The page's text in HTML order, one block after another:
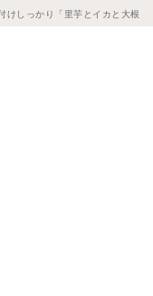
けしっかり「里芋とイカと大根の